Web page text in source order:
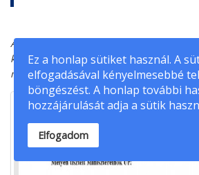
A műsorvezető számára nem volt
köszönje meg a miniszterelnök
meg is született, még a tegnapi nap
Ez a honlap sütiket használ. A
elfogadásával kényelmesebbé
böngészést. A honlap további
hozzájárulását adja a sütik
Elfogadom